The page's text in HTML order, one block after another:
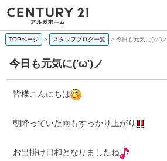
TOPページ > スタッフブログ一覧 > 今日も元気に('ω')ノ
今日も元気に('ω')ノ
皆様こんにちは
朝降っていた雨もすっかり上がり
お出掛け日和となりましたね